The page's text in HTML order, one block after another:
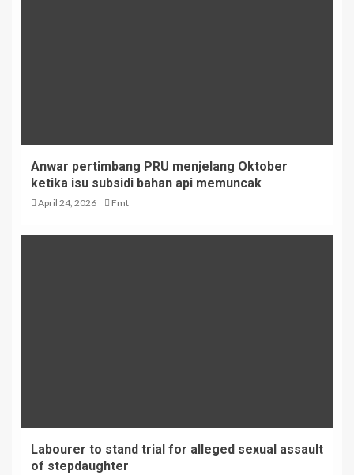
Anwar pertimbang PRU menjelang Oktober
ketika isu subsidi bahan api memuncak
April 24, 2026 Fmt
Labourer to stand trial for alleged sexual assault
of stepdaughter